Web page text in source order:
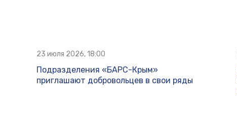
23 июля 2026, 18:00
Подразделения «БАРС-Крым»
приглашают добровольцев в свои ряды